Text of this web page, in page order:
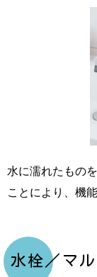
水に濡れたもの
ことにより、機
水栓／マ